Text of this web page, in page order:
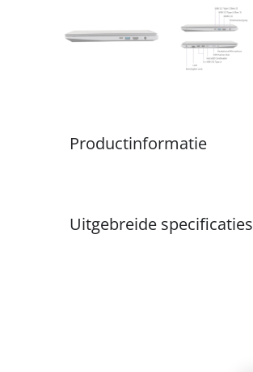
Productinformatie
Uitgebreide specificaties